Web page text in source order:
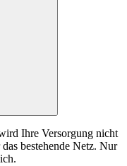
Ihre Versorgung nicht
bestehende Netz. Nur